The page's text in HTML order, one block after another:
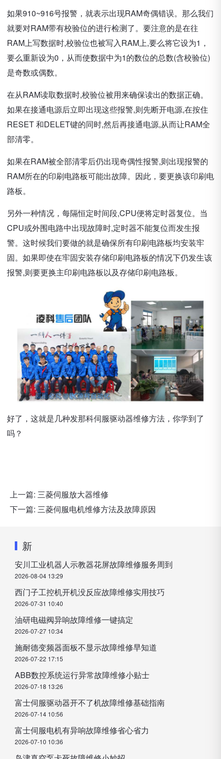
如果910~916号报警，就表示出现RAM奇偶错误。那么我们
就要对RAM带有校验位的进行检测了。要注意的是在往
RAM上写数据时,校验位也被写入RAM上,要么将它设为1，
要么重新设为0，从而使数据中为1的数位的总数(含校验位)
是奇数或偶数。
在从RAM读取数据时,校验位被用来确保读出的数据正确。
如果在接通电源后立即出现这些报警,则先断开电源,在按住
RESET 和DELET键的同时,然后再接通电源,从而让RAM全
部清零。
如果在RAM被全部清零后仍出现奇偶性报警,则出现报警的
RAM所在的印刷电路板可能出故障。因此，要更换该印刷电
路板。
另外一种情况，每隔恒定时间段,CPU便将定时器复位。当
CPU或外围电路中出现故障时,定时器不能复位而发生报
警。这时候我们要做的就是确保所有印刷电路板均安装牢
固。如果即使在牢固安装存储印刷电路板的情况下仍发生该
报警,则要更换主印刷电路板以及存储印刷电路板。
好了，这就是几种发那科伺服驱动器维修方法，你学到了
吗？
上一篇: 三菱伺服放大器维修
下一篇: 三菱伺服电机维修方法及故障原因
新
安川工业机器人示教器花屏故障维修服务周到
2026-08-04 13:29
西门子工控机开机没反应故障维修实用技巧
2026-07-31 10:40
油研电磁阀异响故障维修一键搞定
2026-07-27 10:34
施耐德变频器面板不显示故障维修早知道
2026-07-22 17:15
ABB数控系统运行异常故障维修小贴士
2026-07-18 13:26
富士伺服驱动器开不了机故障维修基础指南
2026-07-14 10:56
富士伺服电机有异响故障维修省心省力
2026-07-10 10:36